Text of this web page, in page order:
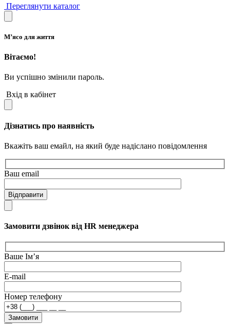
Переглянути каталог
М’ясо для життя
Вітаємо!
Ви успішно змінили пароль.
Вхід в кабінет
Дізнатись про наявність
Вкажіть ваш емайл, на який буде надіслано повідомлення
Ваш email
Відправити
Замовити дзвінок від HR менеджера
Ваше Ім’я
E-mail
Номер телефону
Замовити